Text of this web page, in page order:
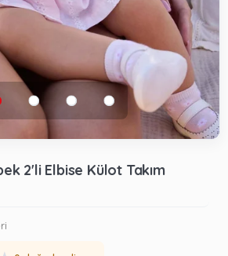
2'li Elbise Külot Takım